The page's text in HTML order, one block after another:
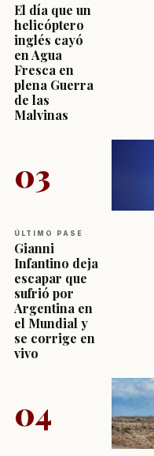
El día que un
helicóptero
inglés cayó
en Agua
Fresca en
plena Guerra
de las
Malvinas
03
ÚLTIMO PASE
Gianni
Infantino deja
escapar que
sufrió por
Argentina en
el Mundial y
se corrige en
vivo
04